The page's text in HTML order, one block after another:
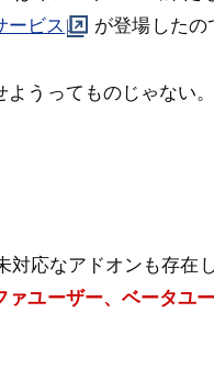
ービス が登場したの
うってものじゃない
応なアドオンも存在し
ァユーザー、ベータユ